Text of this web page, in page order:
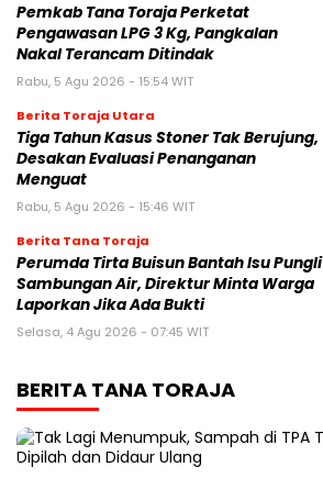
Pemkab Tana Toraja Perketat
Pengawasan LPG 3 Kg, Pangkalan
Nakal Terancam Ditindak
Rabu, 5 Agu 2026 - 15:54 WIT
Berita Toraja Utara
Tiga Tahun Kasus Stoner Tak Berujung,
Desakan Evaluasi Penanganan
Menguat
Rabu, 5 Agu 2026 - 15:46 WIT
Berita Tana Toraja
Perumda Tirta Buisun Bantah Isu Pungli
Sambungan Air, Direktur Minta Warga
Laporkan Jika Ada Bukti
Selasa, 4 Agu 2026 - 07:45 WIT
BERITA TANA TORAJA